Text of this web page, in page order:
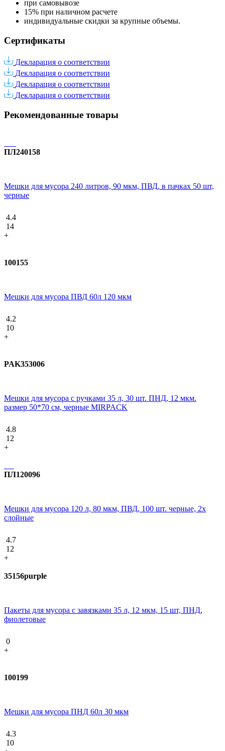
при самовывозе
15% при наличном расчете
индивидуальные скидки за крупные объемы.
Сертификаты
Декларация о соответствии
Декларация о соответствии
Декларация о соответствии
Декларация о соответствии
Рекомендованные товары
ПЛ240158
Мешки для мусора 240 литров, 90 мкм, ПВД, в пачках 50 шт,
черные
4.4
14
+
100155
Мешки для мусора ПВД 60л 120 мкм
4.2
10
+
PAK353006
Мешки для мусора с ручками 35 л, 30 шт. ПНД, 12 мкм.
размер 50*70 см, черные MIRPACK
4.8
12
+
ПЛ120096
Мешки для мусора 120 л, 80 мкм, ПВД, 100 шт. черные, 2х
слойные
4.7
12
+
35156purple
Пакеты для мусора с завязками 35 л, 12 мкм, 15 шт, ПНД,
фиолетовые
0
+
100199
Мешки для мусора ПНД 60л 30 мкм
4.3
10